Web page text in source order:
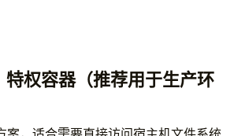
权容器（推荐用于生产环